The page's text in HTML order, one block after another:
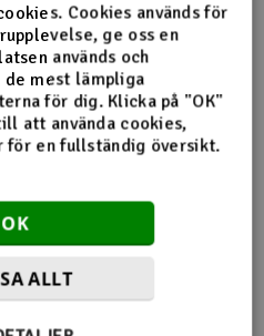
denna produkt ännu.
Cookies används för
ge oss en
används och
mest lämpliga
för dig. Klicka på "OK"
att använda cookies,
en fullständig översikt.
OK
ALLT